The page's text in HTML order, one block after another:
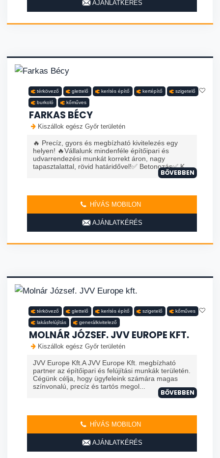
AJÁNLATKÉRÉS
térkövező glettelő kerítés építő kertépítő szigetelő
burkoló kőműves
FARKAS BÉCY
Kiszállok egész Győr területén
🔥 Precíz, gyors és megbízható kivitelezés egy
helyen! 🔥Vállalunk mindenféle építőipari és
udvarrendezési munkát korrekt áron, nagy
tapasztalattal, rövid határidővel!✅ Betonozás✅ K...
BŐVEBBEN
HÍVÁS MOBILON
AJÁNLATKÉRÉS
térkövező glettelő kerítés építő szigetelő kőműves
lakásfelújítás generálkivitelező
MOLNÁR JÓZSEF. JVV EUROPE KFT.
Kiszállok egész Győr területén
JVV Europe Kft.A JVV Europe Kft. megbízható
partner az építőipari és felújítási munkák területén.
Cégünk célja, hogy ügyfeleink számára magas
színvonalú, precíz és tartós megol...
BŐVEBBEN
HÍVÁS MOBILON
AJÁNLATKÉRÉS